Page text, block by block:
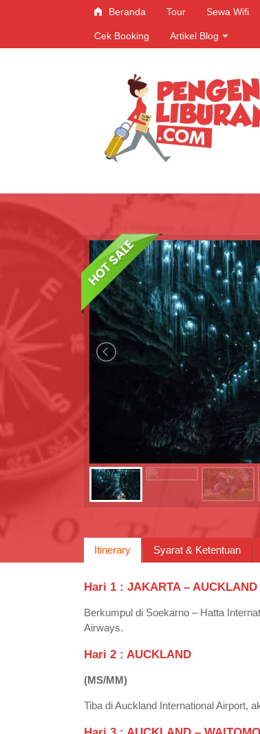
Beranda Tour Sewa Wifi
Cek Booking Artikel Blog
Itinerary Syarat & Ketentuan
Hari 1 : JAKARTA – AUCKLAND
Berkumpul di Soekarno – Hatta
Airways.
Hari 2 : AUCKLAND
(MS/MM)
Tiba di Auckland International Airport,